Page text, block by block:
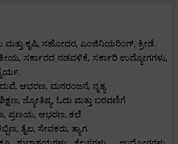
ಕೃಷಿ, ಸಹೋದರ, ಎಂಜಿನಿಯರಿಂಗ್, ಕ್ರೀಡೆ.
ಸರ್ಕಾರದ ನಡವಳಿಕೆ, ಸರ್ಕಾರಿ ಉದ್ಯೋಗಗಳು,
ಆಭರಣ, ಮನರಂಜನೆ, ನೃತ್ಯ.
ಶಿಕ್ಷಣ, ಜ್ಯೋತಿಷ್ಯ, ಓದು ಮತ್ತು ಬರವಣಿಗೆ
ಪ್ರಣಯ, ಆಭರಣ, ಕಲೆ
ತೈಲ, ಸೇವಕರು, ತ್ಯಾಗ